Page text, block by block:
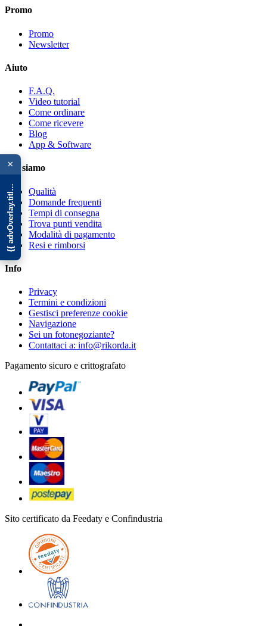
×
{{ advOverlay.title || 'Promo' }}
Promo
Promo
Newsletter
Aiuto
F.A.Q.
Video tutorial
Come ordinare
Come ricevere
Blog
App & Software
Chi siamo
Qualità
Domande frequenti
Tempi di consegna
Trova punti vendita
Modalità di pagamento
Resi e rimborsi
Info
Privacy
Termini e condizioni
Gestisci preferenze cookie
Navigazione
Sei un fotonegoziante?
Contattaci a: info@rikorda.it
Pagamento sicuro e crittografato
Sito certificato da Feedaty e Confindustria